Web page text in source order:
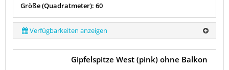
Größe (Quadratmeter): 60
Verfügbarkeiten anzeigen
Gipfelspitze West (pink) ohne Balkon